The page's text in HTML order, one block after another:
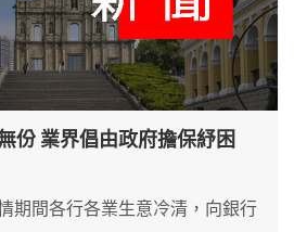
份 業界倡由政府擔保紓困
間各行各業生意冷清，向銀行